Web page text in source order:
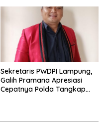
Sekretaris PWDPI Lampung,
Galih Pramana Apresiasi
Cepatnya Polda Tangkap